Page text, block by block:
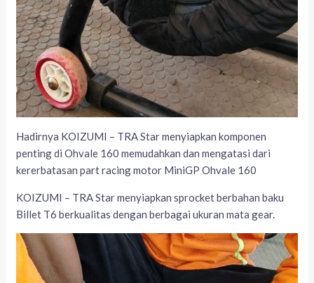
Hadirnya KOIZUMI – TRA Star menyiapkan komponen
penting di Ohvale 160 memudahkan dan mengatasi dari
kererbatasan part racing motor MiniGP Ohvale 160
KOIZUMI – TRA Star menyiapkan sprocket berbahan baku
Billet T6 berkualitas dengan berbagai ukuran mata gear.